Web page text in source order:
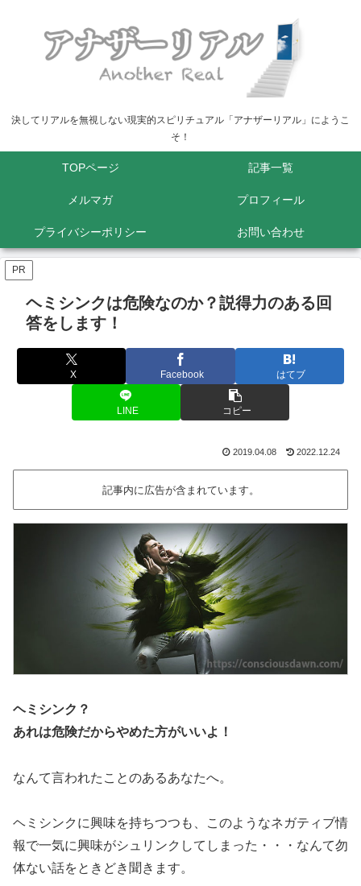
決してリアルを無視しない現実的スピリチュアル「アナザーリアル」にようこ
そ！
TOPページ 記事一覧
メルマガ プロフィール
プライバシーポリシー お問い合わせ
PR
ヘミシンクは危険なのか？説得力のある回
答をします！
X Facebook はてブ
LINE コピー
2019.04.08 2022.12.24
記事内に広告が含まれています。
ヘミシンク？
あれは危険だからやめた方がいいよ！
なんて言われたことのあるあなたへ。
ヘミシンクに興味を持ちつつも、このようなネガティブ情
報で一気に興味がシュリンクしてしまった・・・なんて勿
体ない話をときどき聞きます。